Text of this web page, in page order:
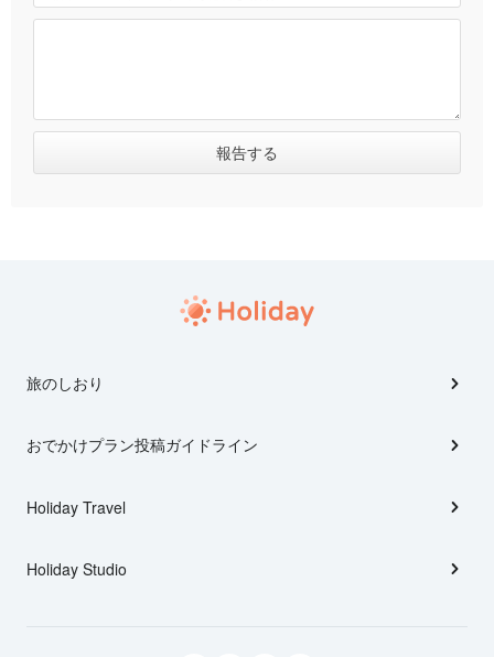
旅のしおり
おでかけプラン投稿ガイドライン
Holiday Travel
Holiday Studio